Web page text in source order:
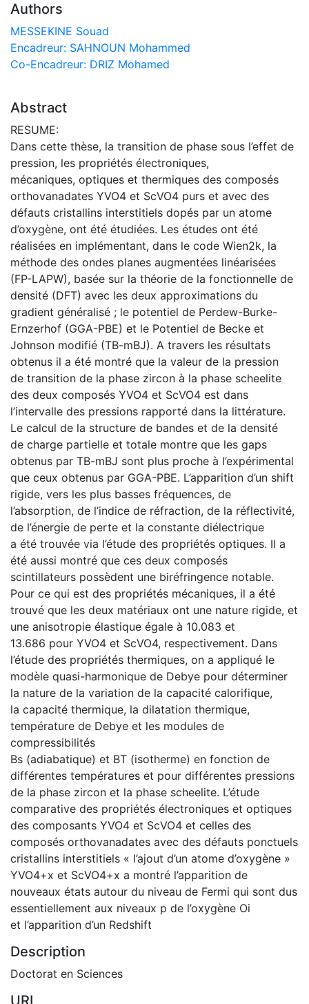
Authors
MESSEKINE Souad
Encadreur: SAHNOUN Mohammed
Co-Encadreur: DRIZ Mohamed
Abstract
RESUME:
Dans cette thèse, la transition de phase sous l’effet de
pression, les propriétés électroniques,
mécaniques, optiques et thermiques des composés
orthovanadates YVO4 et ScVO4 purs et avec des
défauts cristallins interstitiels dopés par un atome
d’oxygène, ont été étudiées. Les études ont été
réalisées en implémentant, dans le code Wien2k, la
méthode des ondes planes augmentées linéarisées
(FP-LAPW), basée sur la théorie de la fonctionnelle de
densité (DFT) avec les deux approximations du
gradient généralisé ; le potentiel de Perdew-Burke-
Ernzerhof (GGA-PBE) et le Potentiel de Becke et
Johnson modifié (TB-mBJ). A travers les résultats
obtenus il a été montré que la valeur de la pression
de transition de la phase zircon à la phase scheelite
des deux composés YVO4 et ScVO4 est dans
l’intervalle des pressions rapporté dans la littérature.
Le calcul de la structure de bandes et de la densité
de charge partielle et totale montre que les gaps
obtenus par TB-mBJ sont plus proche à l’expérimental
que ceux obtenus par GGA-PBE. L’apparition d’un shift
rigide, vers les plus basses fréquences, de
l’absorption, de l’indice de réfraction, de la réflectivité,
de l’énergie de perte et la constante diélectrique
a été trouvée via l’étude des propriétés optiques. Il a
été aussi montré que ces deux composés
scintillateurs possèdent une biréfringence notable.
Pour ce qui est des propriétés mécaniques, il a été
trouvé que les deux matériaux ont une nature rigide, et
une anisotropie élastique égale à 10.083 et
13.686 pour YVO4 et ScVO4, respectivement. Dans
l’étude des propriétés thermiques, on a appliqué le
modèle quasi-harmonique de Debye pour déterminer
la nature de la variation de la capacité calorifique,
la capacité thermique, la dilatation thermique,
température de Debye et les modules de
compressibilités
Bs (adiabatique) et BT (isotherme) en fonction de
différentes températures et pour différentes pressions
de la phase zircon et la phase scheelite. L’étude
comparative des propriétés électroniques et optiques
des composants YVO4 et ScVO4 et celles des
composés orthovanadates avec des défauts ponctuels
cristallins interstitiels « l’ajout d’un atome d’oxygène »
YVO4+x et ScVO4+x a montré l’apparition de
nouveaux états autour du niveau de Fermi qui sont dus
essentiellement aux niveaux p de l’oxygène Oi
et l’apparition d’un Redshift
Description
Doctorat en Sciences
URI